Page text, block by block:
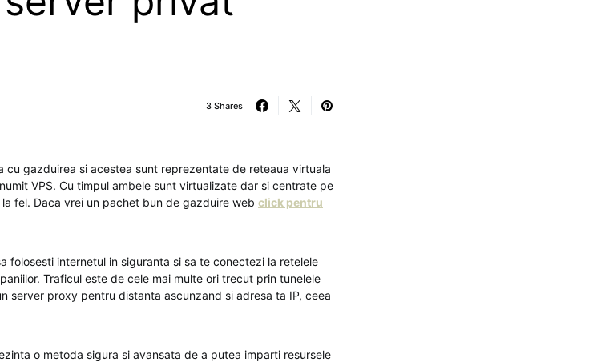
3 Shares
cu gazduirea si acestea sunt reprezentate de reteaua virtuala
VPS. Cu timpul ambele sunt virtualizate dar si centrate pe
fel. Daca vrei un pachet bun de gazduire web click pentru
folosesti internetul in siguranta si sa te conectezi la retelele
Traficul este de cele mai multe ori trecut prin tunelele
server proxy pentru distanta ascunzand si adresa ta IP, ceea
o metoda sigura si avansata de a putea imparti resursele